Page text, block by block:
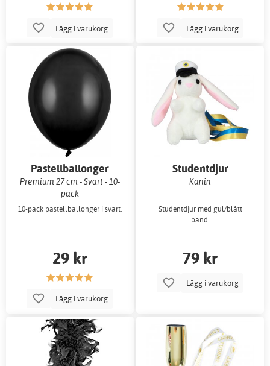
Lägg i varukorg Lägg i varukorg
Pastellballonger
Premium 27 cm - Svart - 10-
pack
10-pack pastellballonger i svart.
29 kr
Lägg i varukorg
Studentdjur
Kanin
Studentdjur med gul/blått
band.
79 kr
Lägg i varukorg